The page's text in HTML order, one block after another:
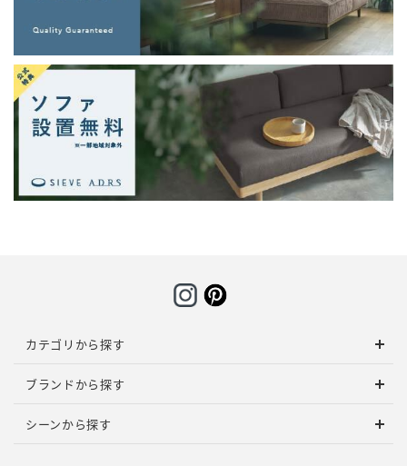
カテゴリから探す
ブランドから探す
シーンから探す